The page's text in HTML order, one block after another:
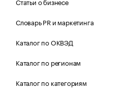
Словарь PR и маркетинга
Каталог по ОКВЭД
Каталог по регионам
Каталог по категориям